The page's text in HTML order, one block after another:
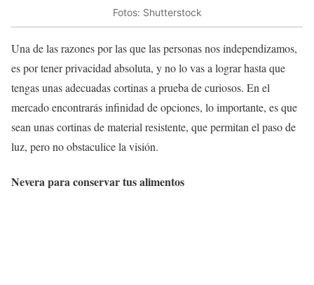
Fotos: Shutterstock
Una de las razones por las que las personas nos independizamos,
es por tener privacidad absoluta, y no lo vas a lograr hasta que
tengas unas adecuadas cortinas a prueba de curiosos. En el
mercado encontrarás infinidad de opciones, lo importante, es que
sean unas cortinas de material resistente, que permitan el paso de
luz, pero no obstaculice la visión.
Nevera para conservar tus alimentos